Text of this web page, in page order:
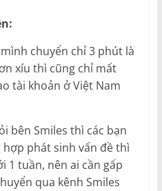
chuyển chỉ 3 phút là
xíu thì cũng chỉ mất
tài khoản ở Việt Nam
bên Smiles thì các bạn
phát sinh vấn đề thì
1 tuần, nên ai cần gấp
qua kênh Smiles